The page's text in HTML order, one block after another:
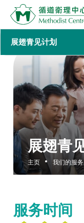
展翅青
主页 我们的服务
展翅青见计划
服务时间